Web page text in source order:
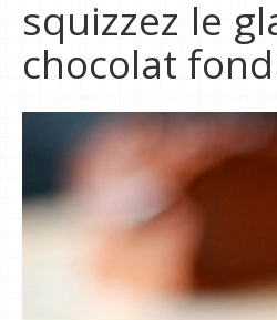
squizzez le
chocolat